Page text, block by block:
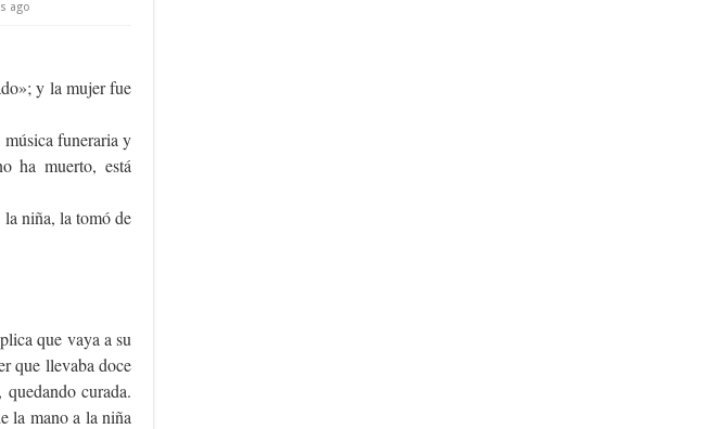
ago
y la mujer fue
funeraria y
ha muerto, está
niña, la tomó de
que vaya a su
que llevaba doce
curada.
la mano a la niña